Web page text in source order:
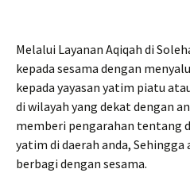
Melalui Layanan Aqiqah di
kepada sesama dengan
kepada yayasan yatim piatu
di wilayah yang dekat dengan
memberi pengarahan tentang
yatim di daerah anda, Sehingga
berbagi dengan sesama.